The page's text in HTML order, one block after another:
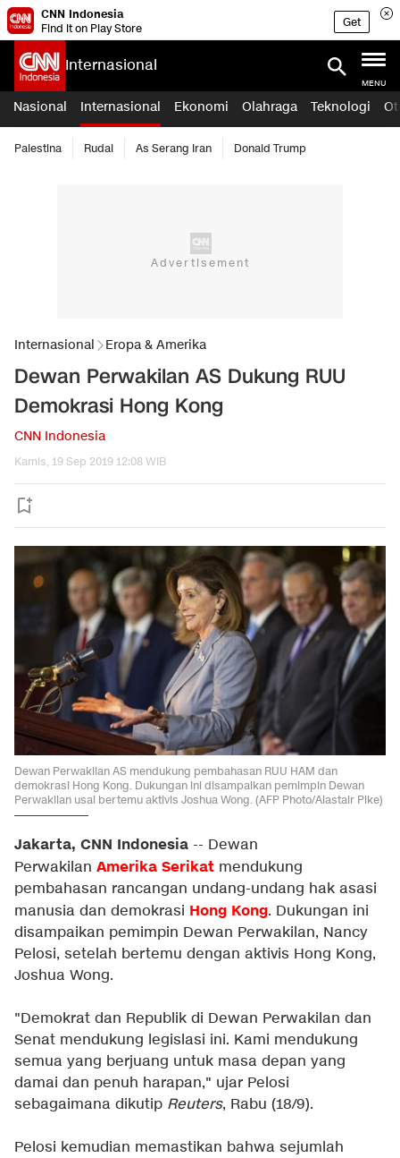
CNN Indonesia
Find it on Play Store
Get
Internasional
MENU
Nasional Internasional Ekonomi Olahraga Teknologi
Palestina Rudal As Serang Iran Donald Trump
Internasional Eropa & Amerika
Dewan Perwakilan AS Dukung RUU
Demokrasi Hong Kong
CNN Indonesia
Kamis, 19 Sep 2019 12:08 WIB
Dewan Perwakilan AS mendukung pembahasan RUU HAM dan
demokrasi Hong Kong. Dukungan ini disampaikan pemimpin Dewan
Perwakilan usai bertemu aktivis Joshua Wong. (AFP Photo/Alastair Pike)
Jakarta, CNN Indonesia -- Dewan
Perwakilan Amerika Serikat mendukung
pembahasan rancangan undang-undang hak asasi
manusia dan demokrasi Hong Kong. Dukungan ini
disampaikan pemimpin Dewan Perwakilan, Nancy
Pelosi, setelah bertemu dengan aktivis Hong Kong,
Joshua Wong.
"Demokrat dan Republik di Dewan Perwakilan dan
Senat mendukung legislasi ini. Kami mendukung
semua yang berjuang untuk masa depan yang
damai dan penuh harapan," ujar Pelosi
sebagaimana dikutip Reuters, Rabu (18/9).
Pelosi kemudian memastikan bahwa sejumlah